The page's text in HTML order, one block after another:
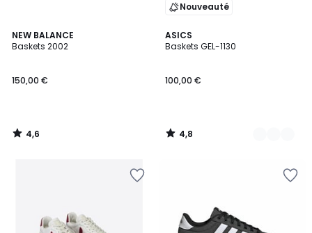
NEW BALANCE
Baskets 2002
150,00 €
4,6
/ 5
4,6
/
Nouveauté
ASICS
Baskets GEL-1130
100,00 €
4,8
/ 5
3
Couleurs
4,8
/